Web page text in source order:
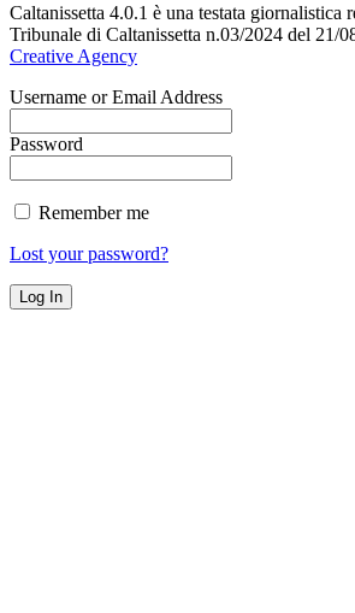
Caltanissetta 4.0.1 è una testata giornalistica
Tribunale di Caltanissetta n.03/2024 del 21/
Creative Agency
Username or Email Address
Password
Remember me
Lost your password?